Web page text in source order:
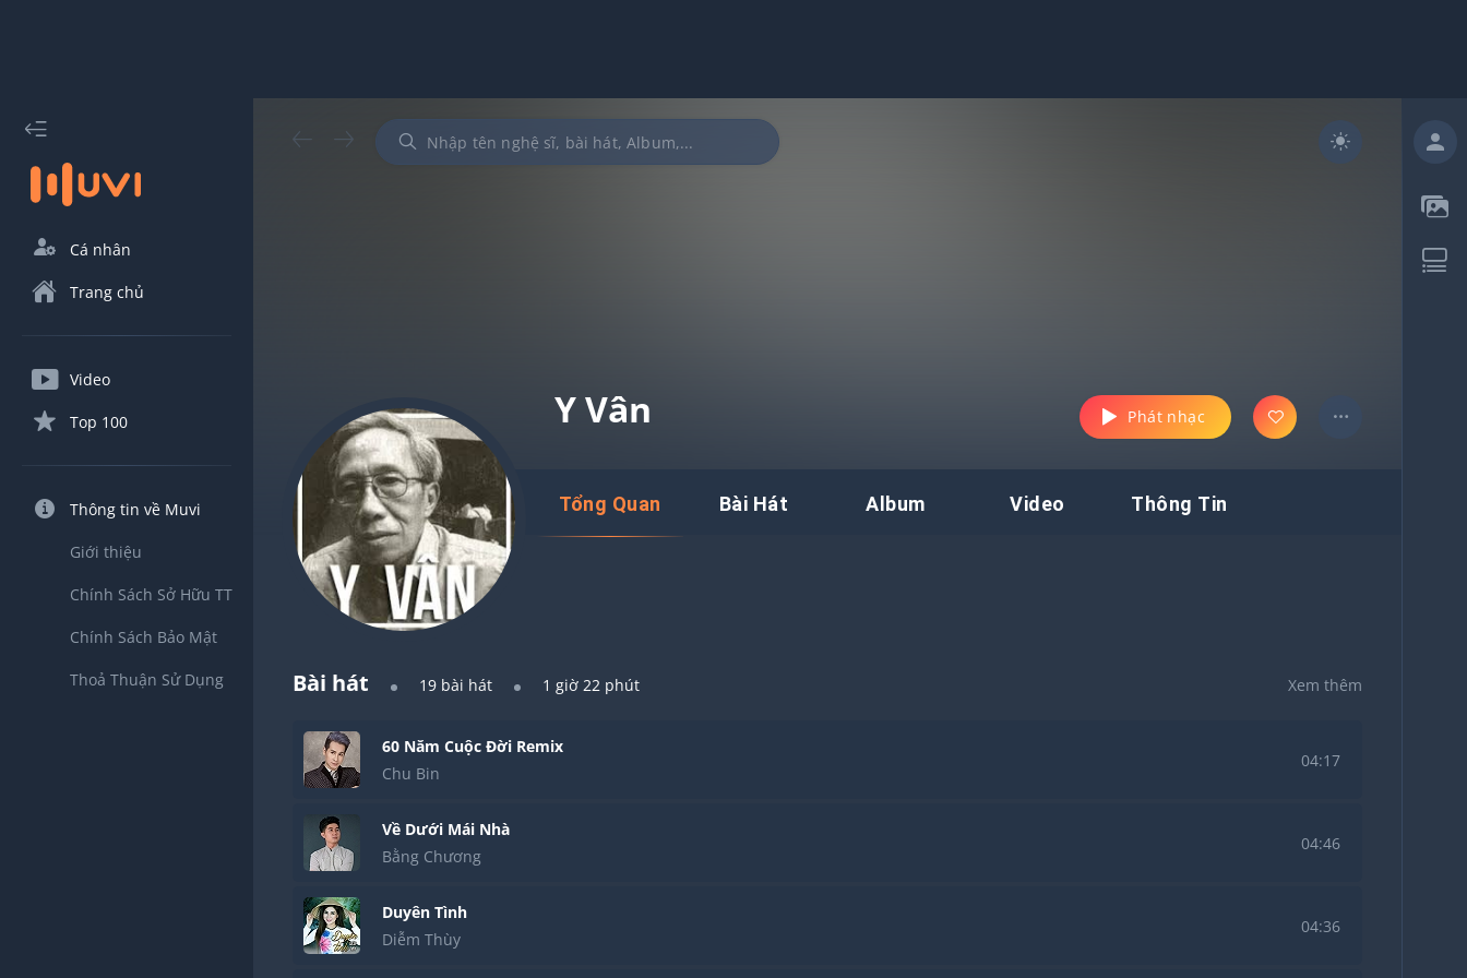
Cá nhân
Trang chủ
Video
Top 100
Thông tin về Muvi
Giới thiệu
Chính Sách Sở Hữu TT
Chính Sách Bảo Mật
Thoả Thuận Sử Dụng
Y Vân Phát nhạc
Tổng Quan Bài Hát Album Video Thông Tin
Bài hát 19 bài hát 1 giờ 22 phút Xem thêm
60 Năm Cuộc Đời Remix
Chu Bin
04:17
Về Dưới Mái Nhà
Bằng Chương
04:46
Duyên Tình
Diễm Thùy
04:36